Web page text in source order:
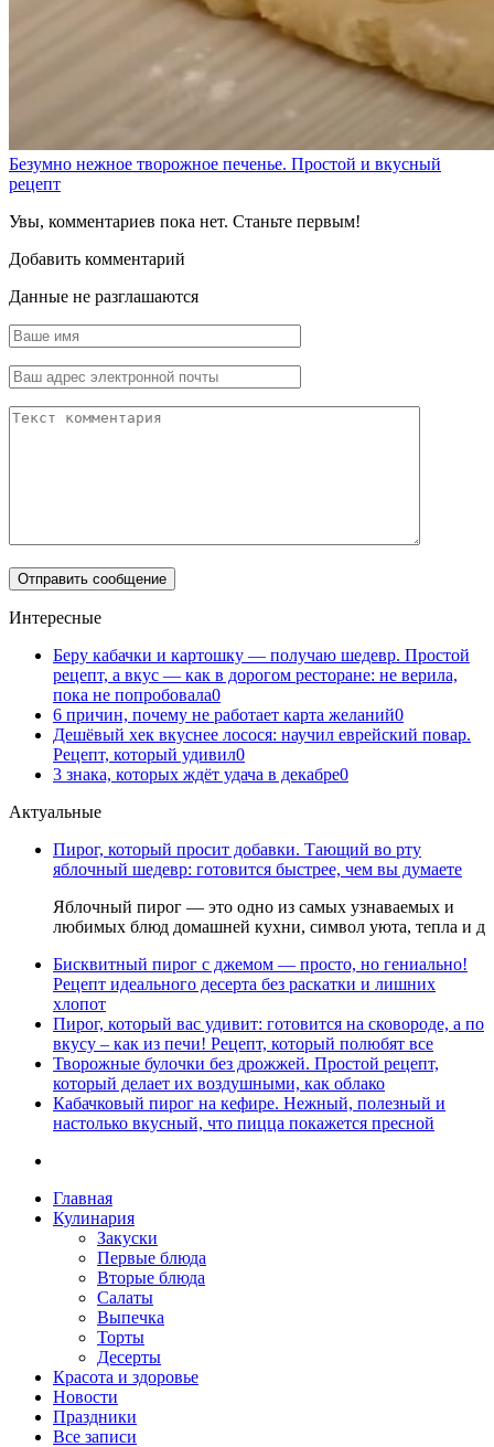
Безумно нежное творожное печенье. Простой и вкусный
рецепт
Увы, комментариев пока нет. Станьте первым!
Добавить комментарий
Данные не разглашаются
Интересные
Беру кабачки и картошку — получаю шедевр. Простой
рецепт, а вкус — как в дорогом ресторане: не верила,
пока не попробовала0
6 причин, почему не работает карта желаний0
Дешёвый хек вкуснее лосося: научил еврейский повар.
Рецепт, который удивил0
3 знака, которых ждёт удача в декабре0
Актуальные
Пирог, который просит добавки. Тающий во рту
яблочный шедевр: готовится быстрее, чем вы думаете
Яблочный пирог — это одно из самых узнаваемых и
любимых блюд домашней кухни, символ уюта, тепла и д
Бисквитный пирог с джемом — просто, но гениально!
Рецепт идеального десерта без раскатки и лишних
хлопот
Пирог, который вас удивит: готовится на сковороде, а по
вкусу – как из печи! Рецепт, который полюбят все
Творожные булочки без дрожжей. Простой рецепт,
который делает их воздушными, как облако
Кабачковый пирог на кефире. Нежный, полезный и
настолько вкусный, что пицца покажется пресной
Главная
Кулинария
Закуски
Первые блюда
Вторые блюда
Салаты
Выпечка
Торты
Десерты
Красота и здоровье
Новости
Праздники
Все записи